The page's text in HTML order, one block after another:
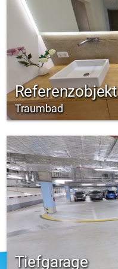
Referenzobjekt
Traumbad
Tiefgarage